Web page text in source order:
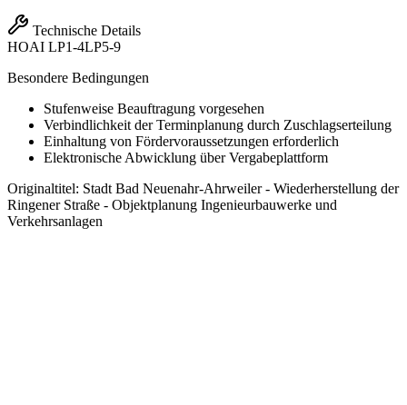
Technische Details
HOAI LP1-4LP5-9
Besondere Bedingungen
Stufenweise Beauftragung vorgesehen
Verbindlichkeit der Terminplanung durch Zuschlagserteilung
Einhaltung von Fördervoraussetzungen erforderlich
Elektronische Abwicklung über Vergabeplattform
Originaltitel: Stadt Bad Neuenahr-Ahrweiler - Wiederherstellung der
Ringener Straße - Objektplanung Ingenieurbauwerke und
Verkehrsanlagen